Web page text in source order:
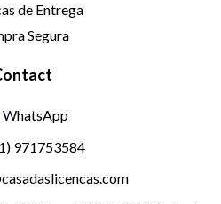
de Entrega
Segura
WhatsApp
971753584